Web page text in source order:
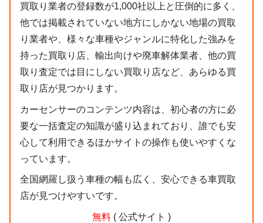
買取り業者の登録数が1,000社以上と圧倒的に多く、
他では掲載されていない地方にしかない地場の買取
り業者や、様々な車種やジャンルに特化した強みを
持った買取り店、輸出向けや廃車解体業者、他の買
取り査定では目にしない買取り店など、あらゆる買
取り店が見つかります。
カーセンサーのコンテンツ内容は、初心者の方に必
要な一括査定の知識が盛り込まれており、誰でも安
心して利用できるほかサイトの操作も使いやすくな
っています。
全国網羅し扱う車種の幅も広く、安心できる車買取
店が見つけやすいです。
無料 ( 公式サイト )